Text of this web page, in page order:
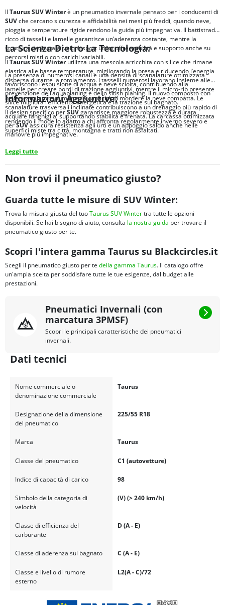
Il Taurus SUV Winterè un pneumatico invernale pensato per i conducenti di
SUVche cercano sicurezza e affidabilità nei mesi più freddi, quando neve,
pioggia e temperature rigide rendono la guida più impegnativa. Il battistrada
ricco di tasselli e lamelle garantisce un’aderenza costante, mentre la
struttura dedicata ai veicoli sport utility offre stabilità e supporto anche su
percorsi misti o con carichi variabili.
La presenza di numerosi canali e una densità di scanalature ottimizzata
favoriscono l’espulsione di acqua e neve sciolta, contribuendo alla
prevenzione dell’aquaplaning e dello slush planing. Il nuovo composto con
silice migliora l’efficienza energetica e la trazione sul bagnato.
La Scienza Dietro La Tecnologia:
IlTaurus SUVWinterutilizza una mescola arricchita con silice che rimane
elastica alle basse temperature, migliorando la presa e riducendo l’energia
dispersa durante la rotolamento. I tasselli numerosi lavorano insieme alle
lamelle per creare bordi di trazione aggiuntivi, mentre il micro-rib presente
nelle scanalature aumenta la capacità di mordere la neve compatta. Le
scanalature trasversali inclinate contribuiscono a un drenaggio più rapido di
acqua e fanghiglia, supportando stabilità e frenata. La carcassa ottimizzata
perSUVassicura resistenza agli urti e un appoggio saldo anche nelle
manovre più impegnative.
Informazioni Aggiuntive:
Il design specifico perSUVgarantisce maggiore robustezza e durata,
rendendo il modello adatto a chi affronta regolarmente inverno severo e
superfici miste tra città, montagna e tratti non asfaltati.
Leggi tutto
Non trovi il pneumatico giusto?
Guarda tutte le misure di SUV Winter:
Trova la misura giusta del tuoTaurus SUV Wintertra tutte le opzioni
disponibili. Se hai bisogno di aiuto, consulta la nostra guida per trovare il
pneumatico giusto per te.
Scopri l'intera gamma Taurus su Blackcircles.it
Scegli il pneumatico giusto per te della gamma Taurus. Il catalogo offre
un'ampia scelta per soddisfare tutte le tue esigenze, dal budget alle
prestazioni.
Pneumatici Invernali (con
marcatura 3PMSF)
Scopri le principali caratteristiche dei pneumatici
invernali.
Dati tecnici
Nome commerciale o
denominazione commerciale
Taurus
Designazione della dimensione
del pneumatico
225/55 R18
Marca Taurus
Classe del pneumatico C1 (autovetture)
Indice di capacità di carico 98
Simbolo della categoria di
velocità
(V) (> 240 km/h)
Classe di efficienza del
carburante
D (A - E)
Classe di aderenza sul bagnato C (A - E)
Classe e livello di rumore
esterno
L2(A - C)/72